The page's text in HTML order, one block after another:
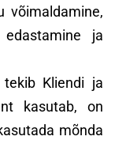
võimaldamine,
edastamine ja
Kliendi ja
kasutab, on
mõnda